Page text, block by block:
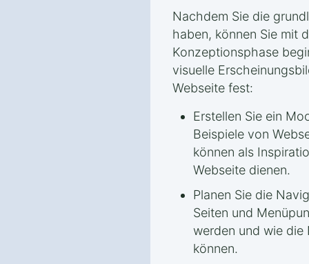
Nachdem Sie die
haben, können Sie mit
Konzeptionsphase
visuelle
Webseite fest:
Erstellen Sie ein
Beispiele von
können als
Webseite dienen.
Planen Sie die
Seiten und
werden und wie
können.